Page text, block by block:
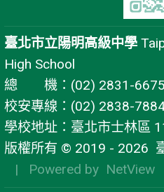
臺北市立陽明高級中學
High School
總 機：(02) 2831-6675
校安專線：(02) 2838-
學校地址：臺北市士林區
版權所有 © 2019 - 2026
| Powered by NetView